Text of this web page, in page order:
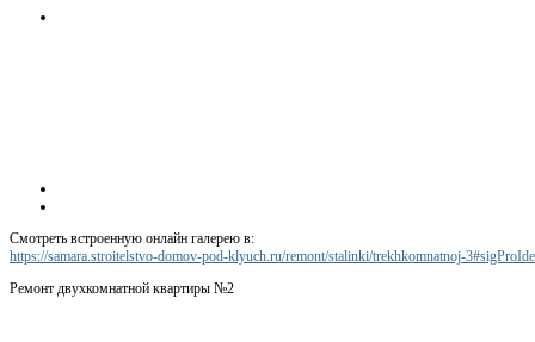
Смотреть встроенную онлайн галерею в:
https://samara.stroitelstvo-domov-pod-klyuch.ru/remont/stalinki/trekhkomnatnoj-
Ремонт двухкомнатной квартиры №2